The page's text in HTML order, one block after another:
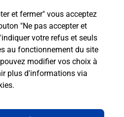
et fermer" vous acceptez
"Ne pas accepter et
votre refus et seuls
au fonctionnement du site
modifier vos choix à
plus d'informations via
.
MAEL CARHAIX